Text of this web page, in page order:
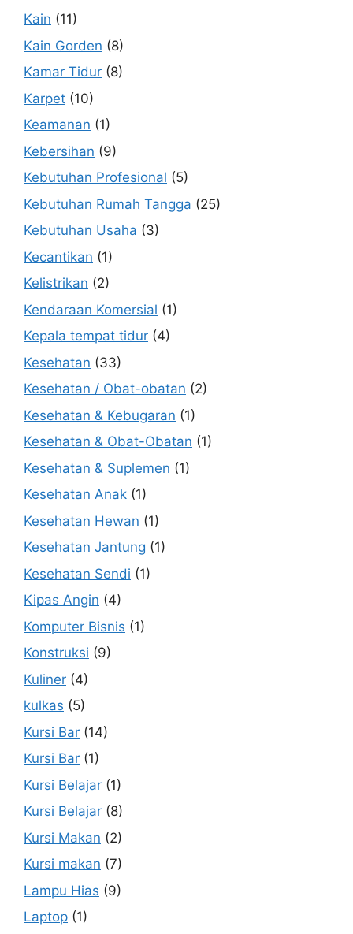
Kain (11)
Kain Gorden (8)
Kamar Tidur (8)
Karpet (10)
Keamanan (1)
Kebersihan (9)
Kebutuhan Profesional (5)
Kebutuhan Rumah Tangga (25)
Kebutuhan Usaha (3)
Kecantikan (1)
Kelistrikan (2)
Kendaraan Komersial (1)
Kepala tempat tidur (4)
Kesehatan (33)
Kesehatan / Obat-obatan (2)
Kesehatan & Kebugaran (1)
Kesehatan & Obat-Obatan (1)
Kesehatan & Suplemen (1)
Kesehatan Anak (1)
Kesehatan Hewan (1)
Kesehatan Jantung (1)
Kesehatan Sendi (1)
Kipas Angin (4)
Komputer Bisnis (1)
Konstruksi (9)
Kuliner (4)
kulkas (5)
Kursi Bar (14)
Kursi Bar (1)
Kursi Belajar (1)
Kursi Belajar (8)
Kursi Makan (2)
Kursi makan (7)
Lampu Hias (9)
Laptop (1)